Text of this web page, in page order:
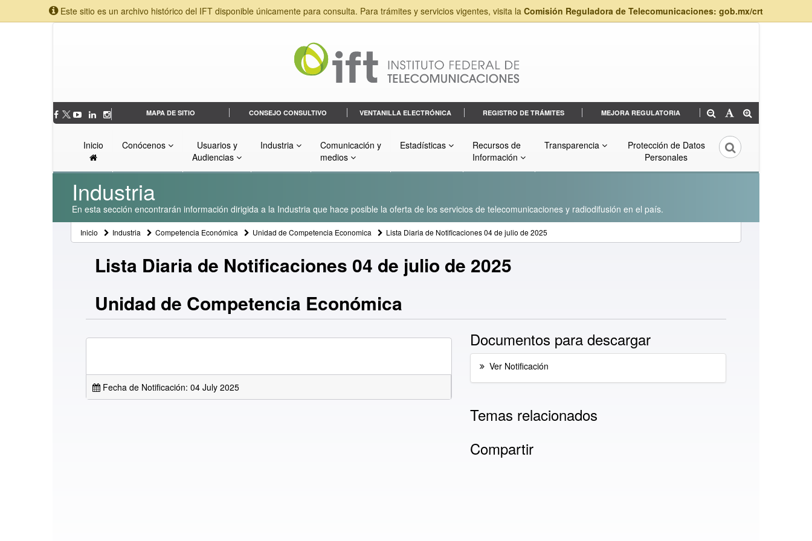
Este sitio es un archivo histórico del IFT disponible únicamente para consulta. Para trámites y servicios vigentes, visita la Comisión Reguladora de Telecomunicaciones: gob.mx/crt
MAPA DE SITIO CONSEJO CONSULTIVO VENTANILLA ELECTRÓNICA REGISTRO DE TRÁMITES MEJORA REGULATORIA
Inicio Conócenos
Usuarios y
Audiencias
Industria
Comunicación y
medios
Estadísticas
Recursos de
Información
Transparencia
Protección de Datos
Personales
Industria
En esta sección encontrarán información dirigida a la Industria que hace posible la oferta de los servicios de telecomunicaciones y radiodifusión en el país.
Inicio Industria Competencia Económica Unidad de Competencia Economica Lista Diaria de Notificaciones 04 de julio de 2025
Lista Diaria de Notificaciones 04 de julio de 2025
Unidad de Competencia Económica
Fecha de Notificación: 04 July 2025
Documentos para descargar
Ver Notificación
Temas relacionados
Compartir